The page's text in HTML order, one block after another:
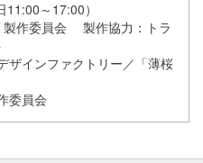
11:00～17:00）
製作委員会 製作協力：トラ
ザインファクトリー／「薄桜
委員会